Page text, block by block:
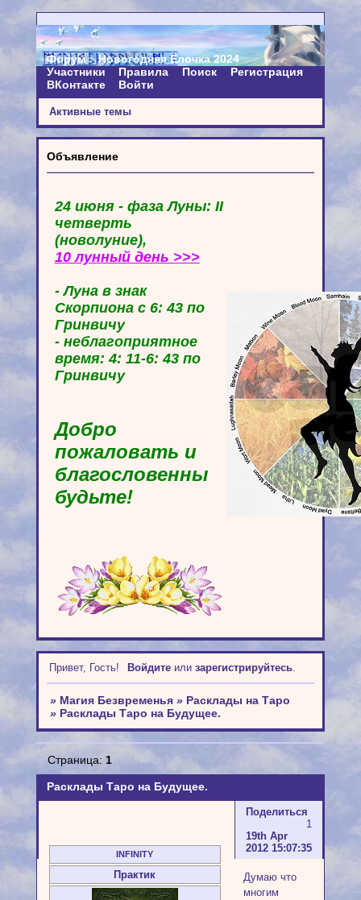
Форум
Новогодняя Ёлочка 2024
Участники
Правила Поиск
Регистрация
ВКонтакте
Войти
Активные темы
Объявление
24 июня - фаза Луны: II
четверть
(новолуние),
10 лунный день >>>
- Луна в знак
Скорпиона с 6: 43 по
Гринвичу
- неблагоприятное
время: 4: 11-6: 43 по
Гринвичу
Добро
пожаловать и
благословенны
будьте!
Привет, Гость! Войдитеили зарегистрируйтесь.
» Магия Безвременья » Расклады на Таро
» Расклады Таро на Будущее.
Расклады Таро на Будущее.
Страница: 1
Поделиться
1
19th Apr
2012 15:07:35
INFINITY
Практик
Думаю что
многим